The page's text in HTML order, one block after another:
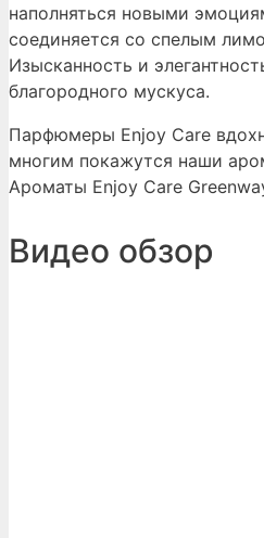
наполняться новыми
соединяется со спелым
Изысканность и
благородного мускуса.
Парфюмеры Enjoy Care
многим покажутся наши
Ароматы Enjoy Care
Видео обзор